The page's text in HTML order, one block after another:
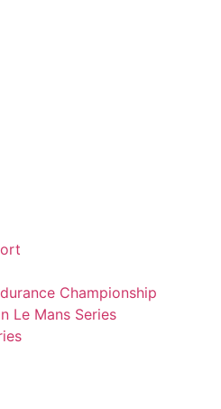
Championship
Le Mans Series